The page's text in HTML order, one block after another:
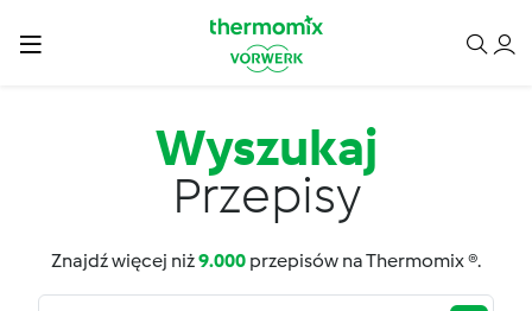
Wyszukaj
Przepisy
Znajdź więcej niż9.000 przepisów na Thermomix ®.